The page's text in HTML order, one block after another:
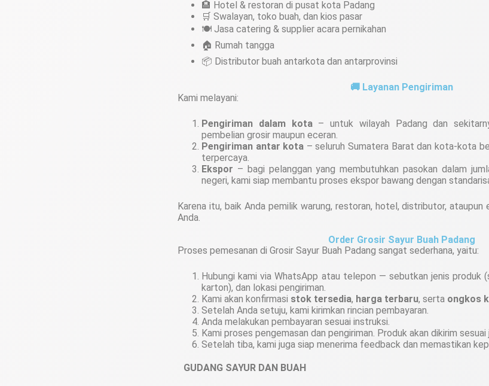
🏨 Hotel & restoran di pusat kota Padang
🛒 Swalayan, toko buah, dan kios pasar
🍽️ Jasa catering & supplier acara pernikahan
🏠 Rumah tangga
📦 Distributor buah antarkota dan antarprovinsi
🚚 Layanan Pengiriman
Kami melayani:
Pengiriman dalam kota– untuk wilayah Padang dan
pembelian grosir maupun eceran.
Pengiriman antar kota – seluruh Sumatera Barat dan kota‑kota
terpercaya.
Ekspor – bagi pelanggan yang membutuhkan pasokan dalam
negeri, kami siap membantu proses ekspor bawang dengan
Karena itu, baik Anda pemilik warung, restoran, hotel, distributor, ataupun
Anda.
Order Grosir Sayur Buah Padang
Proses pemesanan di Grosir Sayur Buah Padang sangat sederhana, yaitu:
Hubungi kami via WhatsApp atau telepon — sebutkan jenis produk
karton), dan lokasi pengiriman.
Kami akan konfirmasi stok tersedia, harga terbaru, serta ongkos
Setelah Anda setuju, kami kirimkan rincian pembayaran.
Anda melakukan pembayaran sesuai instruksi.
Kami proses pengemasan dan pengiriman. Produk akan dikirim
Setelah tiba, kami juga siap menerima feedback dan memastikan
GUDANG SAYUR DAN BUAH